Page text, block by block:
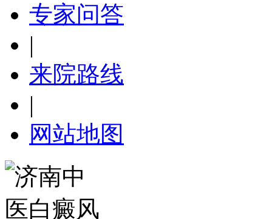
专家问答
|
来院路线
|
网站地图